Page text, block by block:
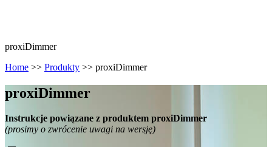
proxiDimmer
Home >> Produkty >> proxiDimmer
proxiDimmer
Instrukcje powiązane z produktem proxiDimmer
(prosimy o zwrócenie uwagi na wersję)